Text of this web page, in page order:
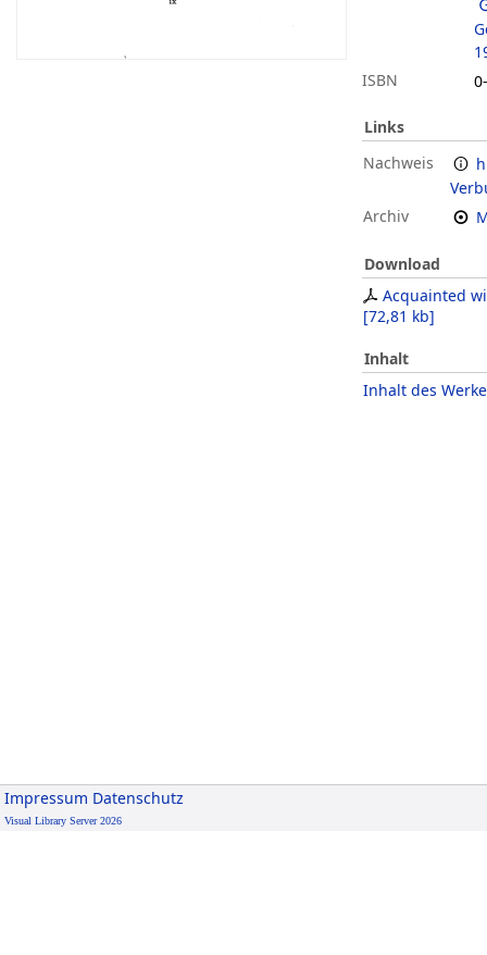
ISBN
Links
Nachweis
Archiv
Download
Acquainted
[72,81 kb]
Inhalt
Inhalt des
Impressum Datenschutz
Visual Library Server 2026